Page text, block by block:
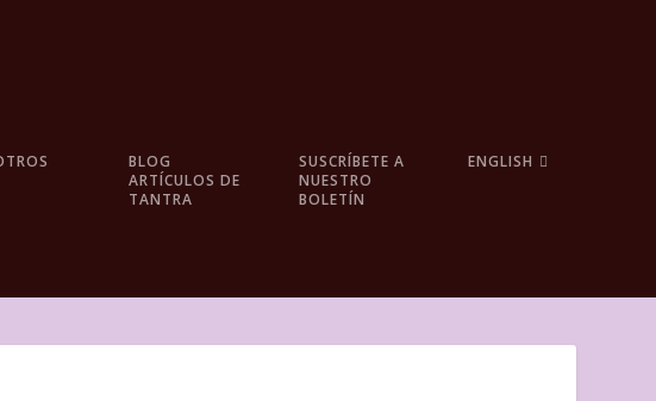
BLOG
ARTÍCULOS DE
TANTRA
SUSCRÍBETE A
NUESTRO
BOLETÍN
ENGLISH